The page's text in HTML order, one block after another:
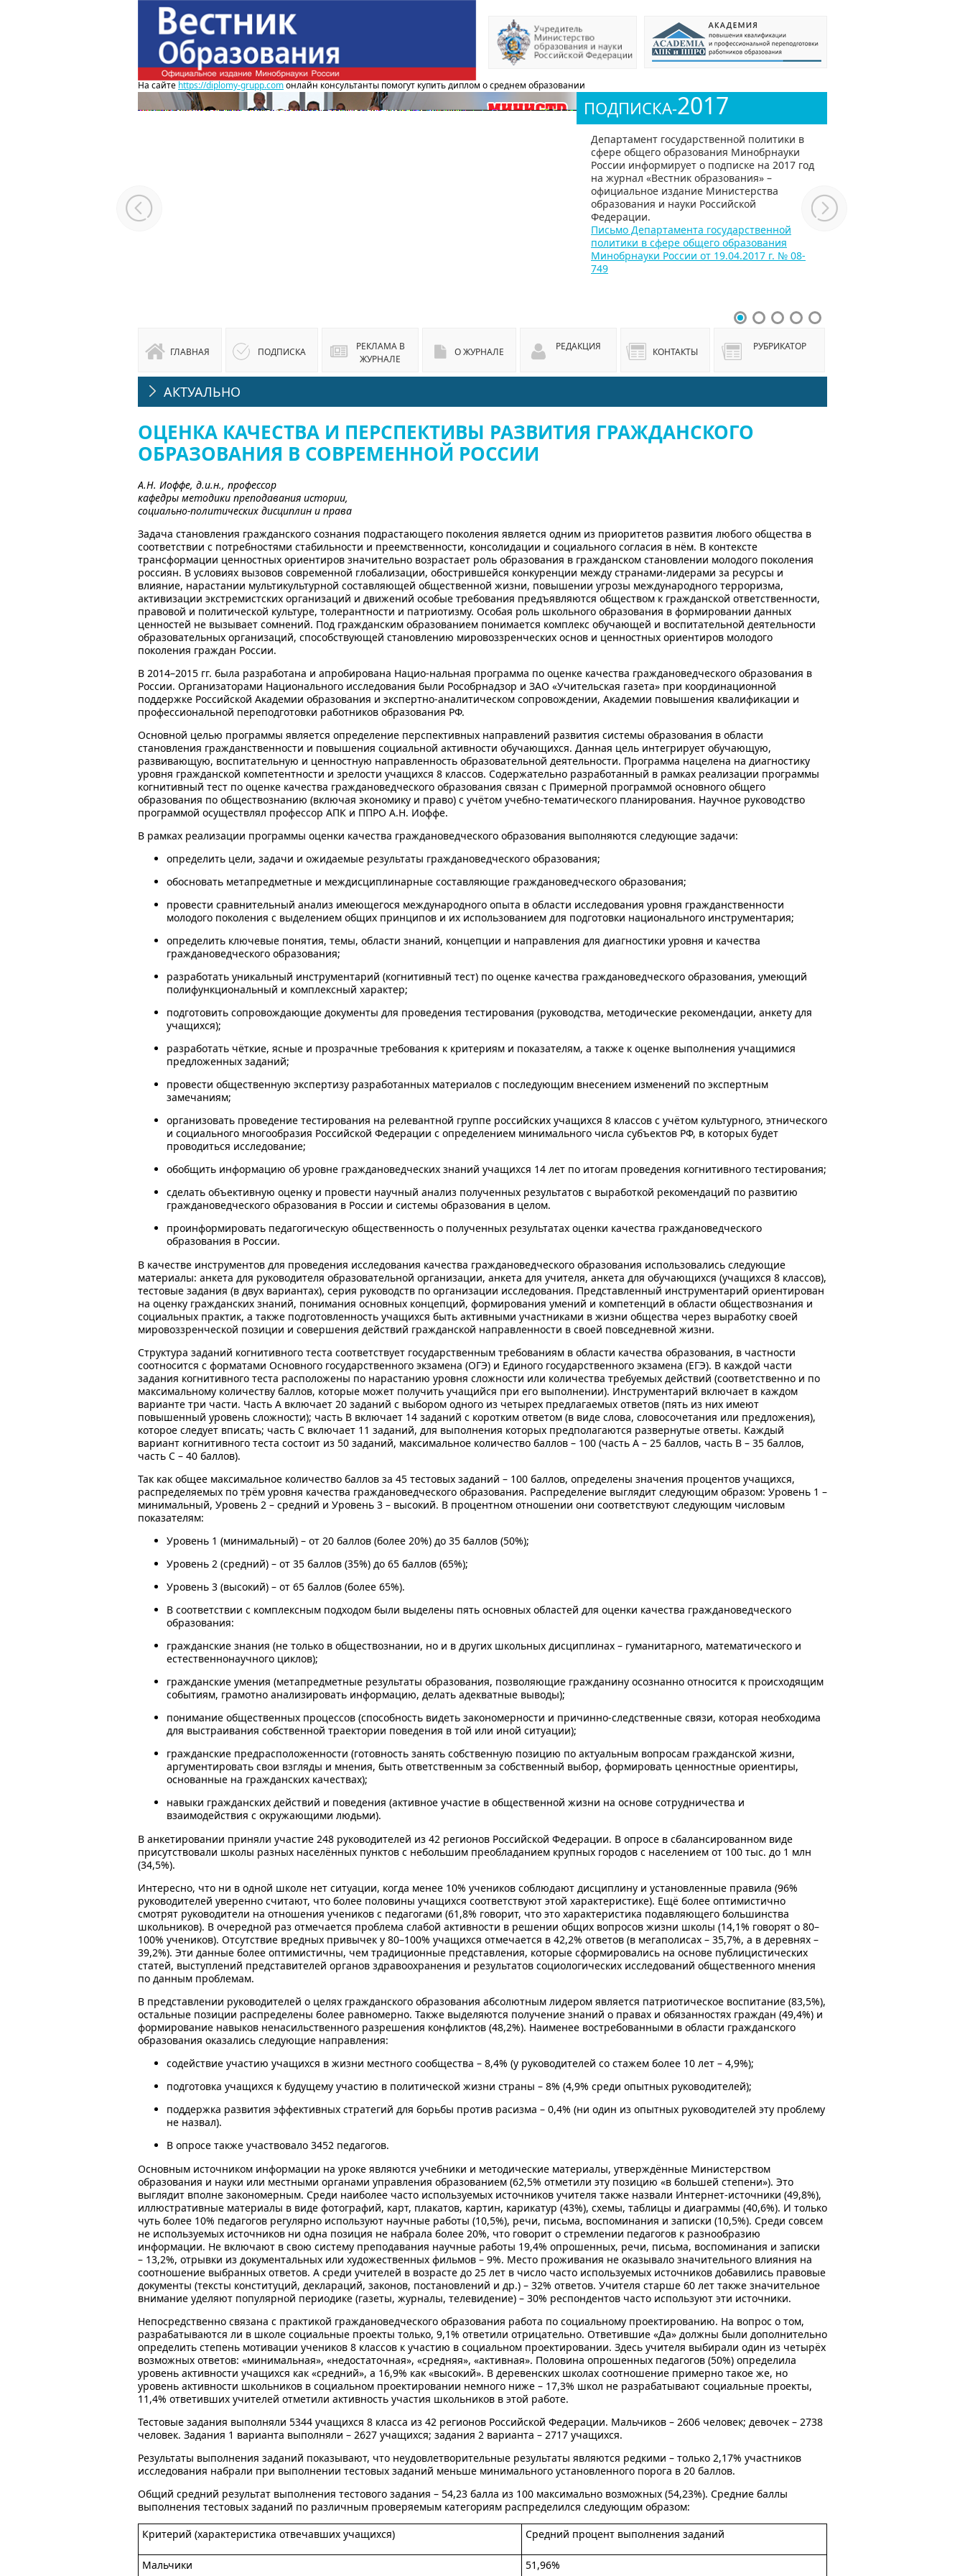
На сайте https://diplomy-grupp.comонлайн консультанты помогут купить диплом о среднем образовании
ПОДПИСКА-2017
Департамент государственной политики в
сфере общего образования Минобрнауки
России информирует о подписке на 2017 год
на журнал «Вестник образования» –
официальное издание Министерства
образования и науки Российской
Федерации.
Письмо Департамента государственной
политики в сфере общего образования
Минобрнауки России от 19.04.2017 г. № 08-
749
ГЛАВНАЯ ПОДПИСКА
РЕКЛАМА В
ЖУРНАЛЕ
О ЖУРНАЛЕ РЕДАКЦИЯ КОНТАКТЫ РУБРИКАТОР
АКТУАЛЬНО
ОЦЕНКА КАЧЕСТВА И ПЕРСПЕКТИВЫ РАЗВИТИЯ ГРАЖДАНСКОГО
ОБРАЗОВАНИЯ В СОВРЕМЕННОЙ РОССИИ
А.Н. Иоффе, д.и.н., профессор
кафедры методики преподавания истории,
социально-политических дисциплин и права
Задача становления гражданского сознания подрастающего поколения является одним из приоритетов развития любого общества в
соответствии с потребностями стабильности и преемственности, консолидации и социального согласия в нём. В контексте
трансформации ценностных ориентиров значительно возрастает роль образования в гражданском становлении молодого поколения
россиян. В условиях вызовов современной глобализации, обострившейся конкуренции между странами-лидерами за ресурсы и
влияние, нарастании мультикультурной составляющей общественной жизни, повышении угрозы международного терроризма,
активизации экстремистских организаций и движений особые требования предъявляются обществом к гражданской ответственности,
правовой и политической культуре, толерантности и патриотизму. Особая роль школьного образования в формировании данных
ценностей не вызывает сомнений. Под гражданским образованием понимается комплекс обучающей и воспитательной деятельности
образовательных организаций, способствующей становлению мировоззренческих основ и ценностных ориентиров молодого
поколения граждан России.
В 2014–2015 гг. была разработана и апробирована Нацио-нальная программа по оценке качества граждановедческого образования в
России. Организаторами Национального исследования были Рособрнадзор и ЗАО «Учительская газета» при координационной
поддержке Российской Академии образования и экспертно-аналитическом сопровождении, Академии повышения квалификации и
профессиональной переподготовки работников образования РФ.
Основной целью программы является определение перспективных направлений развития системы образования в области
становления гражданственности и повышения социальной активности обучающихся. Данная цель интегрирует обучающую,
развивающую, воспитательную и ценностную направленность образовательной деятельности. Программа нацелена на диагностику
уровня гражданской компетентности и зрелости учащихся 8 классов. Содержательно разработанный в рамках реализации программы
когнитивный тест по оценке качества граждановедческого образования связан с Примерной программой основного общего
образования по обществознанию (включая экономику и право) с учётом учебно-тематического планирования. Научное руководство
программой осуществлял профессор АПК и ППРО А.Н. Иоффе.
В рамках реализации программы оценки качества граждановедческого образования выполняются следующие задачи:
определить цели, задачи и ожидаемые результаты граждановедческого образования;
обосновать метапредметные и междисциплинарные составляющие граждановедческого образования;
провести сравнительный анализ имеющегося международного опыта в области исследования уровня гражданственности
молодого поколения с выделением общих принципов и их использованием для подготовки национального инструментария;
определить ключевые понятия, темы, области знаний, концепции и направления для диагностики уровня и качества
граждановедческого образования;
разработать уникальный инструментарий (когнитивный тест) по оценке качества граждановедческого образования, умеющий
полифункциональный и комплексный характер;
подготовить сопровождающие документы для проведения тестирования (руководства, методические рекомендации, анкету для
учащихся);
разработать чёткие, ясные и прозрачные требования к критериям и показателям, а также к оценке выполнения учащимися
предложенных заданий;
провести общественную экспертизу разработанных материалов с последующим внесением изменений по экспертным
замечаниям;
организовать проведение тестирования на релевантной группе российских учащихся 8 классов с учётом культурного, этнического
и социального многообразия Российской Федерации с определением минимального числа субъектов РФ, в которых будет
проводиться исследование;
обобщить информацию об уровне граждановедческих знаний учащихся 14 лет по итогам проведения когнитивного тестирования;
сделать объективную оценку и провести научный анализ полученных результатов с выработкой рекомендаций по развитию
граждановедческого образования в России и системы образования в целом.
проинформировать педагогическую общественность о полученных результатах оценки качества граждановедческого
образования в России.
В качестве инструментов для проведения исследования качества граждановедческого образования использовались следующие
материалы: анкета для руководителя образовательной организации, анкета для учителя, анкета для обучающихся (учащихся 8 классов),
тестовые задания (в двух вариантах), серия руководств по организации исследования. Представленный инструментарий ориентирован
на оценку гражданских знаний, понимания основных концепций, формирования умений и компетенций в области обществознания и
социальных практик, а также подготовленность учащихся быть активными участниками в жизни общества через выработку своей
мировоззренческой позиции и совершения действий гражданской направленности в своей повседневной жизни.
Структура заданий когнитивного теста соответствует государственным требованиям в области качества образования, в частности
соотносится с форматами Основного государственного экзамена (ОГЭ) и Единого государственного экзамена (ЕГЭ). В каждой части
задания когнитивного теста расположены по нарастанию уровня сложности или количества требуемых действий (соответственно и по
максимальному количеству баллов, которые может получить учащийся при его выполнении). Инструментарий включает в каждом
варианте три части. Часть А включает 20 заданий с выбором одного из четырех предлагаемых ответов (пять из них имеют
повышенный уровень сложности); часть В включает 14 заданий с коротким ответом (в виде слова, словосочетания или предложения),
которое следует вписать; часть С включает 11 заданий, для выполнения которых предполагаются развернутые ответы. Каждый
вариант когнитивного теста состоит из 50 заданий, максимальное количество баллов – 100 (часть А – 25 баллов, часть В – 35 баллов,
часть С – 40 баллов).
Так как общее максимальное количество баллов за 45 тестовых заданий – 100 баллов, определены значения процентов учащихся,
распределяемых по трём уровня качества граждановедческого образования. Распределение выглядит следующим образом: Уровень 1 –
минимальный, Уровень 2 – средний и Уровень 3 – высокий. В процентном отношении они соответствуют следующим числовым
показателям:
Уровень 1 (минимальный) – от 20 баллов (более 20%) до 35 баллов (50%);
Уровень 2 (средний) – от 35 баллов (35%) до 65 баллов (65%);
Уровень 3 (высокий) – от 65 баллов (более 65%).
В соответствии с комплексным подходом были выделены пять основных областей для оценки качества граждановедческого
образования:
гражданские знания (не только в обществознании, но и в других школьных дисциплинах – гуманитарного, математического и
естественнонаучного циклов);
гражданские умения (метапредметные результаты образования, позволяющие гражданину осознанно относится к происходящим
событиям, грамотно анализировать информацию, делать адекватные выводы);
понимание общественных процессов (способность видеть закономерности и причинно-следственные связи, которая необходима
для выстраивания собственной траектории поведения в той или иной ситуации);
гражданские предрасположенности (готовность занять собственную позицию по актуальным вопросам гражданской жизни,
аргументировать свои взгляды и мнения, быть ответственным за собственный выбор, формировать ценностные ориентиры,
основанные на гражданских качествах);
навыки гражданских действий и поведения (активное участие в общественной жизни на основе сотрудничества и
взаимодействия с окружающими людьми).
В анкетировании приняли участие 248 руководителей из 42 регионов Российской Федерации. В опросе в сбалансированном виде
присутствовали школы разных населённых пунктов с небольшим преобладанием крупных городов с населением от 100 тыс. до 1 млн
(34,5%).
Интересно, что ни в одной школе нет ситуации, когда менее 10% учеников соблюдают дисциплину и установленные правила (96%
руководителей уверенно считают, что более половины учащихся соответствуют этой характеристике). Ещё более оптимистично
смотрят руководители на отношения учеников с педагогами (61,8% говорит, что это характеристика подавляющего большинства
школьников). В очередной раз отмечается проблема слабой активности в решении общих вопросов жизни школы (14,1% говорят о 80–
100% учеников). Отсутствие вредных привычек у 80–100% учащихся отмечается в 42,2% ответов (в мегаполисах – 35,7%, а в деревнях –
39,2%). Эти данные более оптимистичны, чем традиционные представления, которые сформировались на основе публицистических
статей, выступлений представителей органов здравоохранения и результатов социологических исследований общественного мнения
по данным проблемам.
В представлении руководителей о целях гражданского образования абсолютным лидером является патриотическое воспитание (83,5%),
остальные позиции распределены более равномерно. Также выделяются получение знаний о правах и обязанностях граждан (49,4%) и
формирование навыков ненасильственного разрешения конфликтов (48,2%). Наименее востребованными в области гражданского
образования оказались следующие направления:
содействие участию учащихся в жизни местного сообщества – 8,4% (у руководителей со стажем более 10 лет – 4,9%);
подготовка учащихся к будущему участию в политической жизни страны – 8% (4,9% среди опытных руководителей);
поддержка развития эффективных стратегий для борьбы против расизма – 0,4% (ни один из опытных руководителей эту проблему
не назвал).
В опросе также участвовало 3452 педагогов.
Основным источником информации на уроке являются учебники и методические материалы, утверждённые Министерством
образования и науки или местными органами управления образованием (62,5% отметили эту позицию «в большей степени»). Это
выглядит вполне закономерным. Среди наиболее часто используемых источников учителя также назвали Интернет-источники (49,8%),
иллюстративные материалы в виде фотографий, карт, плакатов, картин, карикатур (43%), схемы, таблицы и диаграммы (40,6%). И только
чуть более 10% педагогов регулярно используют научные работы (10,5%), речи, письма, воспоминания и записки (10,5%). Среди совсем
не используемых источников ни одна позиция не набрала более 20%, что говорит о стремлении педагогов к разнообразию
информации. Не включают в свою систему преподавания научные работы 19,4% опрошенных, речи, письма, воспоминания и записки
– 13,2%, отрывки из документальных или художественных фильмов – 9%. Место проживания не оказывало значительного влияния на
соотношение выбранных ответов. А среди учителей в возрасте до 25 лет в число часто используемых источников добавились правовые
документы (тексты конституций, деклараций, законов, постановлений и др.) – 32% ответов. Учителя старше 60 лет также значительное
внимание уделяют популярной периодике (газеты, журналы, телевидение) – 30% респондентов часто используют эти источники.
Непосредственно связана с практикой граждановедческого образования работа по социальному проектированию. На вопрос о том,
разрабатываются ли в школе социальные проекты только, 9,1% ответили отрицательно. Ответившие «Да» должны были дополнительно
определить степень мотивации учеников 8 классов к участию в социальном проектировании. Здесь учителя выбирали один из четырёх
возможных ответов: «минимальная», «недостаточная», «средняя», «активная». Половина опрошенных педагогов (50%) определила
уровень активности учащихся как «средний», а 16,9% как «высокий». В деревенских школах соотношение примерно такое же, но
уровень активности школьников в социальном проектировании немного ниже – 17,3% школ не разрабатывают социальные проекты,
11,4% ответивших учителей отметили активность участия школьников в этой работе.
Тестовые задания выполняли 5344 учащихся 8 класса из 42 регионов Российской Федерации. Мальчиков – 2606 человек; девочек – 2738
человек. Задания 1 варианта выполняли – 2627 учащихся; задания 2 варианта – 2717 учащихся.
Результаты выполнения заданий показывают, что неудовлетворительные результаты являются редкими – только 2,17% участников
исследования набрали при выполнении тестовых заданий меньше минимального установленного порога в 20 баллов.
Общий средний результат выполнения тестового задания – 54,23 балла из 100 максимально возможных (54,23%). Средние баллы
выполнения тестовых заданий по различным проверяемым категориям распределился следующим образом:
Критерий (характеристика отвечавших учащихся)
Средний процент выполнения заданий
Мальчики 51,96%